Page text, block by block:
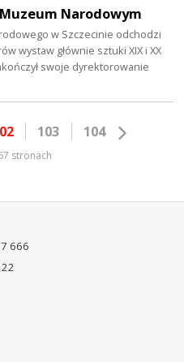
Narodowym
w Szczecinie odchodzi
wystaw głównie sztuki XIX i XX
swoje dyrektorowanie
103 104
stronach
666